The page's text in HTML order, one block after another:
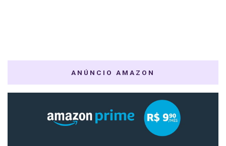
ANÚNCIO AMAZON